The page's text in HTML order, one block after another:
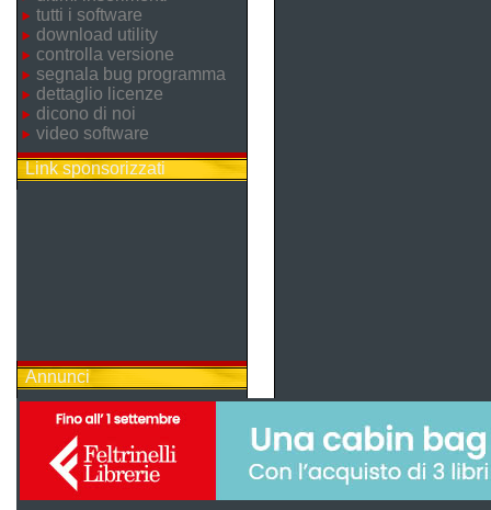
tutti i software
download utility
controlla versione
segnala bug programma
dettaglio licenze
dicono di noi
video software
Link sponsorizzati
Annunci